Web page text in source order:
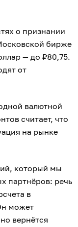
о признании
бирже
— до ₽80,75.
от
валютной
считает, что
на рынке
который мы
партнёров: речь
в
может
вернётся